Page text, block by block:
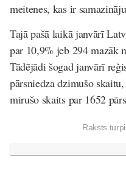
meitenes, kas ir
Tajā pašā laikā janvārī
par 10,9% jeb 294 mazāk
Tādējādi šogad janvārī
pārsniedza dzimušo
mirušo skaits par 1652
Raksts